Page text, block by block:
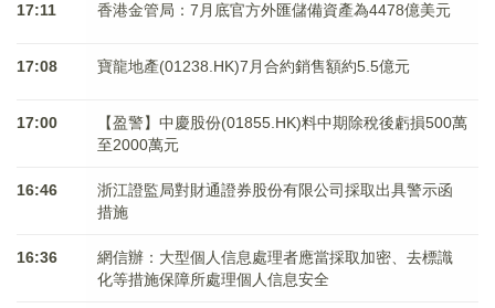
17:11 香港金管局：7月底官方外匯儲備資產為4478億美元
17:08 寶龍地產(01238.HK)7月合約銷售額約5.5億元
17:00
【盈警】中慶股份(01855.HK)料中期除稅後虧損500萬
至2000萬元
16:46
浙江證監局對財通證券股份有限公司採取出具警示函
措施
16:36
網信辦：大型個人信息處理者應當採取加密、去標識
化等措施保障所處理個人信息安全